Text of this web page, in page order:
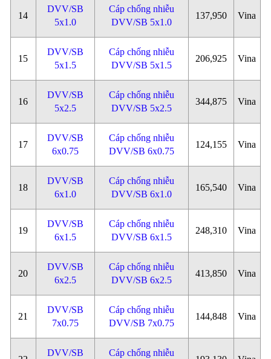
14
DVV/SB
5x1.0
Cáp chống nhiễu
DVV/SB 5x1.0
137,950 Vina
15
DVV/SB
5x1.5
Cáp chống nhiễu
DVV/SB 5x1.5
206,925 Vina
16
DVV/SB
5x2.5
Cáp chống nhiễu
DVV/SB 5x2.5
344,875 Vina
17
DVV/SB
6x0.75
Cáp chống nhiễu
DVV/SB 6x0.75
124,155 Vina
18
DVV/SB
6x1.0
Cáp chống nhiễu
DVV/SB 6x1.0
165,540 Vina
19
DVV/SB
6x1.5
Cáp chống nhiễu
DVV/SB 6x1.5
248,310 Vina
20
DVV/SB
6x2.5
Cáp chống nhiễu
DVV/SB 6x2.5
413,850 Vina
21
DVV/SB
7x0.75
Cáp chống nhiễu
DVV/SB 7x0.75
144,848 Vina
DVV/SB
Cáp chống nhiễu